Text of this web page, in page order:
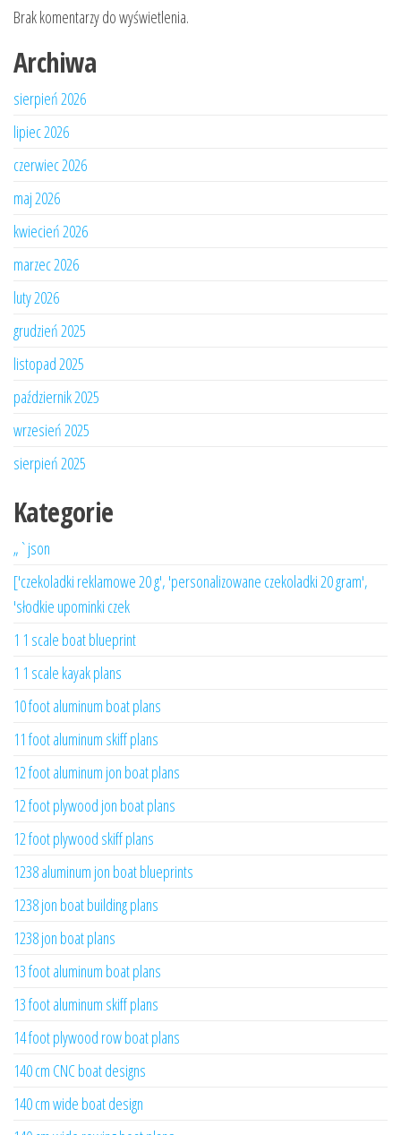
Brak komentarzy do wyświetlenia.
Archiwa
sierpień 2026
lipiec 2026
czerwiec 2026
maj 2026
kwiecień 2026
marzec 2026
luty 2026
grudzień 2025
listopad 2025
październik 2025
wrzesień 2025
sierpień 2025
Kategorie
„`json
['czekoladki reklamowe 20 g', 'personalizowane czekoladki 20 gram',
'słodkie upominki czek
1 1 scale boat blueprint
1 1 scale kayak plans
10 foot aluminum boat plans
11 foot aluminum skiff plans
12 foot aluminum jon boat plans
12 foot plywood jon boat plans
12 foot plywood skiff plans
1238 aluminum jon boat blueprints
1238 jon boat building plans
1238 jon boat plans
13 foot aluminum boat plans
13 foot aluminum skiff plans
14 foot plywood row boat plans
140 cm CNC boat designs
140 cm wide boat design